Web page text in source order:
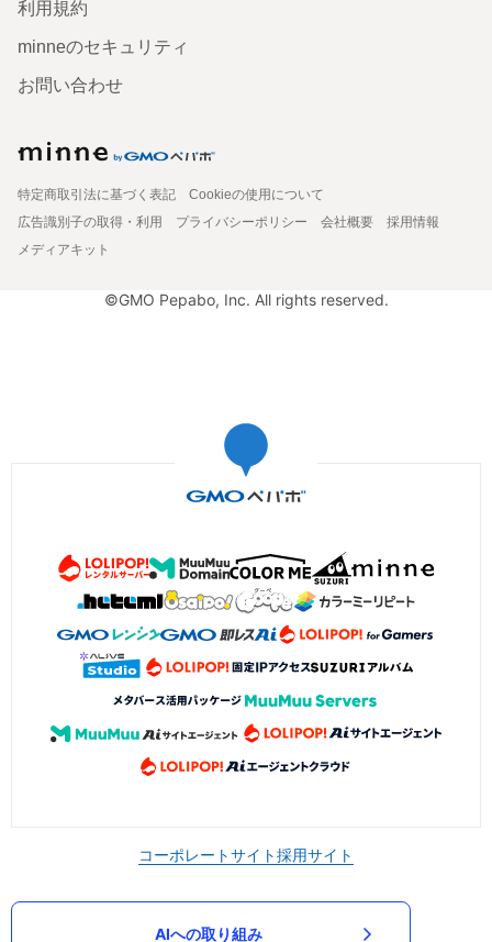
利用規約
minneのセキュリティ
お問い合わせ
特定商取引法に基づく表記
Cookieの使用について
広告識別子の取得・利用
プライバシーポリシー 会社概要
採用情報
メディアキット
©GMO Pepabo, Inc. All rights reserved.
コーポレートサイト採用サイト
AIへの取り組み